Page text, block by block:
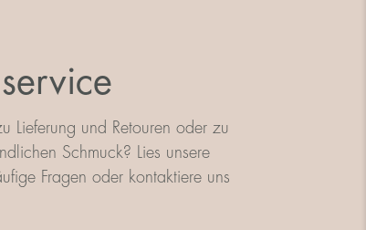
Lieferung und Retouren oder zu
Schmuck? Lies unsere
Fragen oder kontaktiere uns